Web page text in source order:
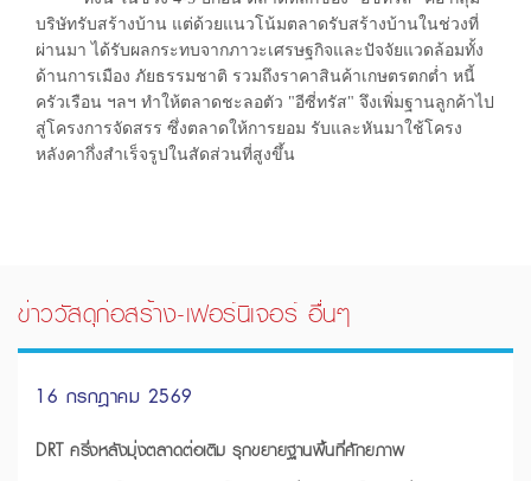
บริษัทรับสร้างบ้าน แต่ด้วยแนวโน้มตลาดรับสร้างบ้านในช่วงที่
ผ่านมา ได้รับผลกระทบจากภาวะเศรษฐกิจและปัจจัยแวดล้อมทั้ง
ด้านการเมือง ภัยธรรมชาติ รวมถึงราคาสินค้าเกษตรตกต่ำ หนี้
ครัวเรือน ฯลฯ ทำให้ตลาดชะลอตัว "อีซี่ทรัส" จึงเพิ่มฐานลูกค้าไป
สู่โครงการจัดสรร ซึ่งตลาดให้การยอม รับและหันมาใช้โครง
หลังคากึ่งสำเร็จรูปในสัดส่วนที่สูงขึ้น
ข่าววัสดุก่อสร้าง-เฟอร์นิเจอร์ อื่นๆ
16 กรกฎาคม 2569
DRT ครึ่งหลังมุ่งตลาดต่อเติม รุกขยายฐานพื้นที่ศักยภาพ